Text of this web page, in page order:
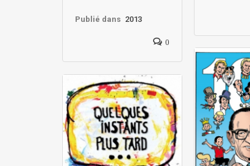
Publié dans 2013
0